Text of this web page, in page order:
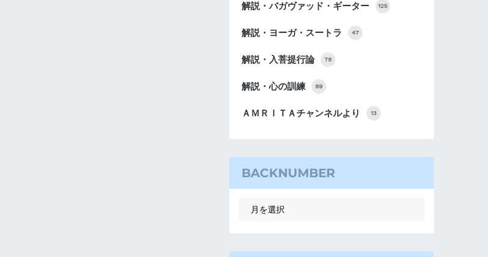
解説・バガヴァッド・ギーター 125
解説・ヨーガ・スートラ 47
解説・入菩提行論 78
解説・心の訓練 89
ＡＭＲＩＴＡチャンネルより 13
BACKNUMBER